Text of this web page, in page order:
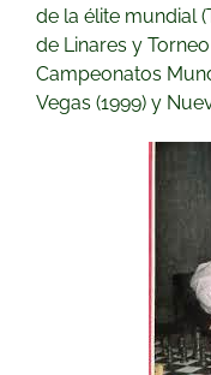
de la élite mundial (
de Linares y
Campeonatos
Vegas (1999) y